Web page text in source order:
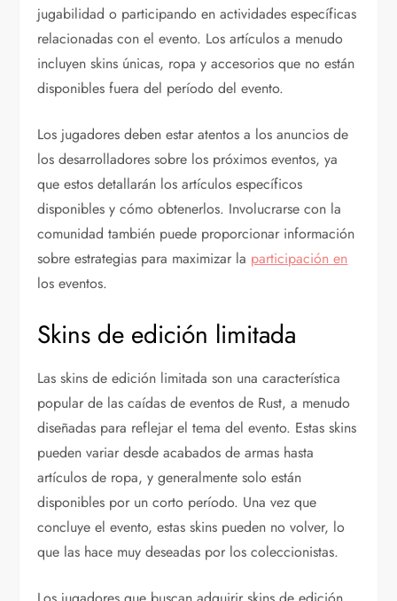
jugabilidad o participando en actividades específicas
relacionadas con el evento. Los artículos a menudo
incluyen skins únicas, ropa y accesorios que no están
disponibles fuera del período del evento.
Los jugadores deben estar atentos a los anuncios de
los desarrolladores sobre los próximos eventos, ya
que estos detallarán los artículos específicos
disponibles y cómo obtenerlos. Involucrarse con la
comunidad también puede proporcionar información
sobre estrategias para maximizar la participación en
los eventos.
Skins de edición limitada
Las skins de edición limitada son una característica
popular de las caídas de eventos de Rust, a menudo
diseñadas para reflejar el tema del evento. Estas skins
pueden variar desde acabados de armas hasta
artículos de ropa, y generalmente solo están
disponibles por un corto período. Una vez que
concluye el evento, estas skins pueden no volver, lo
que las hace muy deseadas por los coleccionistas.